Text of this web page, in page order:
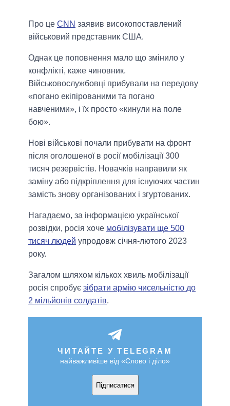
Про це CNN заявив високопоставлений
військовий представник США.
Однак це поповнення мало що змінило у
конфлікті, каже чиновник.
Військовослужбовці прибували на передову
«погано екіпірованими та погано
навченими», і їх просто «кинули на поле
бою».
Нові військові почали прибувати на фронт
після оголошеної в росії мобілізації 300
тисяч резервістів. Новачків направили як
заміну або підкріплення для існуючих частин
замість знову організованих і згуртованих.
Нагадаємо, за інформацією української
розвідки, росія хоче мобілізувати ще 500
тисяч людей упродовж січня-лютого 2023
року.
Загалом шляхом кількох хвиль мобілізації
росія спробує зібрати армію чисельністю до
2 мільйонів солдатів.
ЧИТАЙТЕ У TELEGRAM
найважливіше від «Слово і діло»
Підписатися